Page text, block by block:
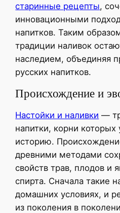
старинные рецепты,
инновационными
напитков. Таким
традиции наливок
наследием, объединяя
русских напитков.
Происхождение и
Настойки и наливки —
напитки, корни которых
историю.
древними методами
свойств трав, плодов и
спирта. Сначала такие
домашних условиях, и
из поколения в